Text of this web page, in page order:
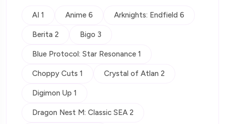
AI 1 Anime 6 Arknights: Endfield 6
Berita 2 Bigo 3
Blue Protocol: Star Resonance 1
Choppy Cuts 1 Crystal of Atlan 2
Digimon Up 1
Dragon Nest M: Classic SEA 2